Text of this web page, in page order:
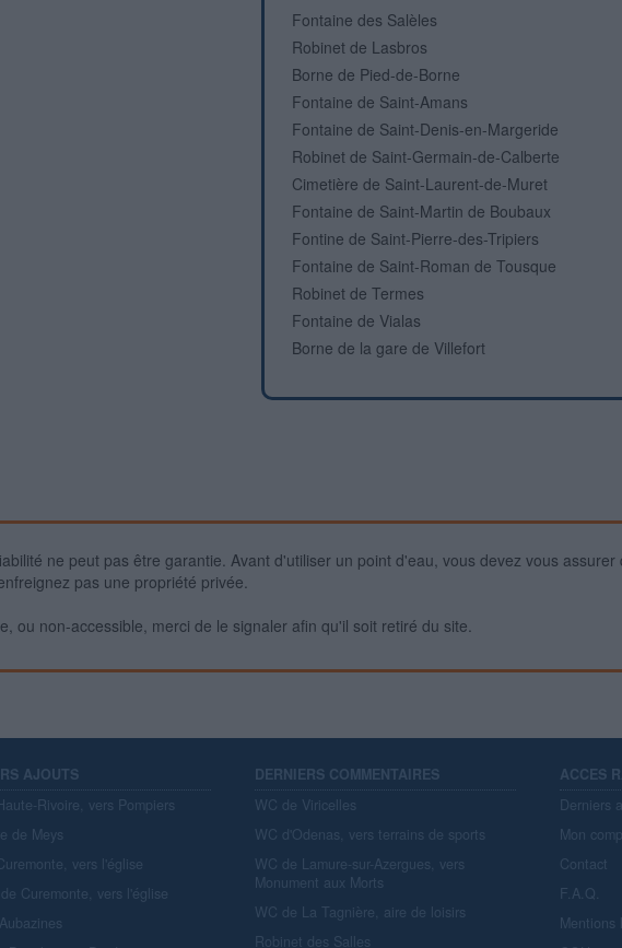
Fontaine des Salèles
Robinet de Lasbros
Borne de Pied-de-Borne
Fontaine de Saint-Amans
Fontaine de Saint-Denis-en-Margeride
Robinet de Saint-Germain-de-Calberte
Cimetière de Saint-Laurent-de-Muret
Fontaine de Saint-Martin de Boubaux
Fontine de Saint-Pierre-des-Tripiers
Fontaine de Saint-Roman de Tousque
Robinet de Termes
Fontaine de Vialas
Borne de la gare de Villefort
ne peut pas être garantie. Avant d'utiliser un point d'eau, vous devez vous
pas une propriété privée.
ou non-accessible, merci de le signaler afin qu'il soit retiré du site.
AJOUTS
Rivoire, vers Pompiers
de Meys
vers l'église
Curemonte, vers l'église
DERNIERS COMMENTAIRES
WC de Viricelles
WC d'Odenas, vers terrains de sports
WC de Lamure-sur-Azergues, vers
Monument aux Morts
WC de La Tagnière, aire de loisirs
Robinet des Salles
ACCES
Derniers
Mon
Contact
F.A.Q.
Mentions